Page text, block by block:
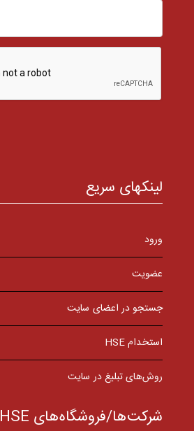
لینکهای سریع
ورود
عضویت
جستجو در اعضای سایت
استخدام HSE
روش‌های تبلیغ در سایت
شرکت‌ها/فروشگاه‌های HSE